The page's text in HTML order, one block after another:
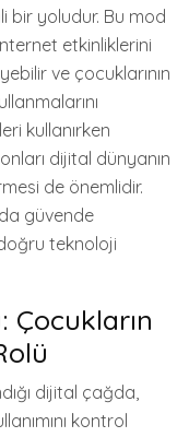
bir yoludur. Bu mod
etkinliklerini
ve çocuklarının
kullanırken
dijital dünyanın
de önemlidir.
güvende
teknoloji
Çocukların
dijital çağda,
kontrol